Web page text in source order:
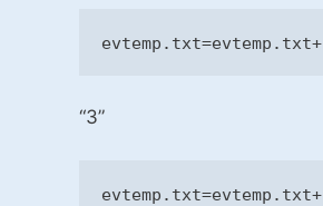
evtemp.txt=evtemp.txt+
“3”
evtemp.txt=evtemp.txt+